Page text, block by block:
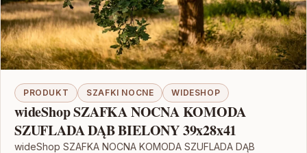
PRODUKT SZAFKI NOCNE WIDESHOP
wideShop SZAFKA NOCNA KOMODA
SZUFLADA DĄB BIELONY 39x28x41
wideShop SZAFKA NOCNA KOMODA SZUFLADA DĄB